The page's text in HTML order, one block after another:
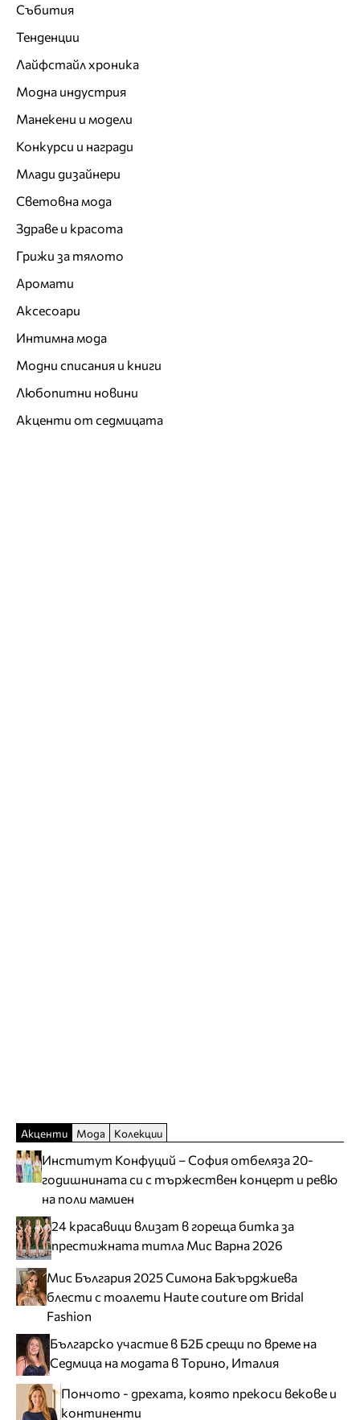
Събития
Тенденции
Лайфстайл хроника
Модна индустрия
Манекени и модели
Конкурси и награди
Млади дизайнери
Световна мода
Здраве и красота
Грижи за тялото
Аромати
Аксесоари
Интимна мода
Модни списания и книги
Любопитни новини
Акценти от седмицата
Акценти Мода Колекции
Институт Конфуций – София отбеляза 20-
годишнината си с тържествен концерт и ревю
на поли мамиен
24 красавици влизат в гореща битка за
престижната титла Мис Варна 2026
Мис България 2025 Симона Бакърджиева
блести с тоалети Haute couture от Bridal
Fashion
Българско участие в Б2Б срещи по време на
Седмица на модата в Торино, Италия
Пончото - дрехата, която прекоси векове и
континенти